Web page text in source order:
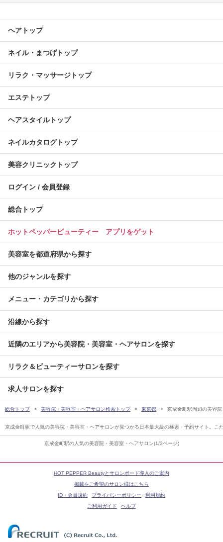
京成金町駅の人気の美容院・美容室・ヘアサロン(1/3ページ)
ヘアトップ
ネイル・まつげトップ
リラク・マッサージトップ
エステトップ
ヘアスタイルトップ
ネイルカタログトップ
美容クリニックトップ
ログイン / 会員登録
総合トップ
ホットペッパービューティー アプリをゲット
美容室を都道府県から探す
他のジャンルを探す
メニュー・カテゴリから探す
沿線から探す
近隣のエリアから美容院・美容室・ヘアサロンを探す
リラク＆ビューティーサロンを探す
求人サロンを探す
総合トップ 美容院・美容室・ヘアサロン検索トップ 東京都 京成金町駅周辺の美容
京成金町駅で人気の美容院・美容室・ヘアサロンが見つかる日本最大級の検索・予約サイト。
HOT PEPPER Beautyとサロンボード導入のご案内
掲載をご希望のサロン様はこちら
ID・会員規約
プライバシーポリシー
利用規約
ご利用ガイド
ヘルプ